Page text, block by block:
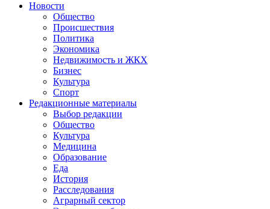
Новости
Общество
Происшествия
Политика
Экономика
Недвижимость и ЖКХ
Бизнес
Культура
Спорт
Редакционные материалы
Выбор редакции
Общество
Культура
Медицина
Образование
Еда
История
Расследования
Аграрный сектор